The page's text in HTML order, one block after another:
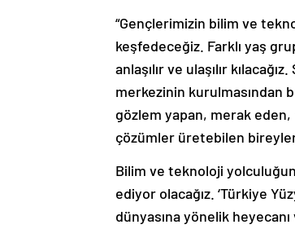
“Gençlerimizin bilim ve
keşfedeceğiz. Farklı yaş
anlaşılır ve ulaşılır
merkezinin kurulmasından
gözlem yapan, merak eden,
çözümler üretebilen
Bilim ve teknoloji
ediyor olacağız. ‘Türkiye
dünyasına yönelik